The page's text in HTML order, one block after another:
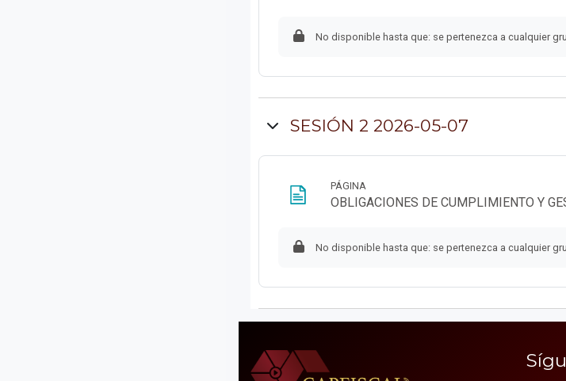
No disponible hasta que: se pertenezca a cualquier
SESIÓN 2 2026-05-07
PÁGINA
OBLIGACIONES DE CUMPLIMIENTO Y
No disponible hasta que: se pertenezca a cualquier